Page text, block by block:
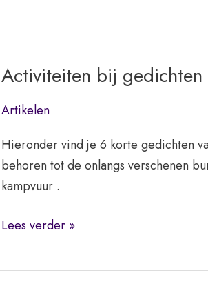
Bertus
Activiteiten bij gedichten
Artikelen
Hieronder vind je 6 korte gedichten
behoren tot de onlangs verschenen
kampvuur .
Activiteiten
gedichten
Lees verder »